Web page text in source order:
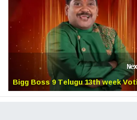
Bigg Boss 9 Telugu 13th week
పదమూడో వారం డేంజర్ జోన్ లో స్ట్రాంగ్